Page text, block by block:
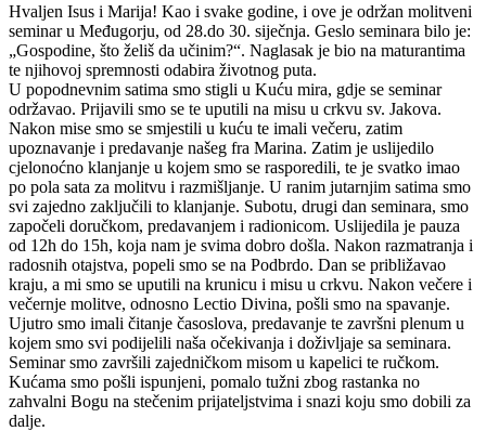
Hvaljen Isus i Marija! Kao i svake godine, i ove je održan molitveni
seminar u Međugorju, od 28.do 30. siječnja. Geslo seminara bilo je:
„Gospodine, što želiš da učinim?“. Naglasak je bio na maturantima
te njihovoj spremnosti odabira životnog puta.
U popodnevnim satima smo stigli u Kuću mira, gdje se seminar
održavao. Prijavili smo se te uputili na misu u crkvu sv. Jakova.
Nakon mise smo se smjestili u kuću te imali večeru, zatim
upoznavanje i predavanje našeg fra Marina. Zatim je uslijedilo
cjelonoćno klanjanje u kojem smo se rasporedili, te je svatko imao
po pola sata za molitvu i razmišljanje. U ranim jutarnjim satima smo
svi zajedno zaključili to klanjanje. Subotu, drugi dan seminara, smo
započeli doručkom, predavanjem i radionicom. Uslijedila je pauza
od 12h do 15h, koja nam je svima dobro došla. Nakon razmatranja i
radosnih otajstva, popeli smo se na Podbrdo. Dan se približavao
kraju, a mi smo se uputili na krunicu i misu u crkvu. Nakon večere i
večernje molitve, odnosno Lectio Divina, pošli smo na spavanje.
Ujutro smo imali čitanje časoslova, predavanje te završni plenum u
kojem smo svi podijelili naša očekivanja i doživljaje sa seminara.
Seminar smo završili zajedničkom misom u kapelici te ručkom.
Kućama smo pošli ispunjeni, pomalo tužni zbog rastanka no
zahvalni Bogu na stečenim prijateljstvima i snazi koju smo dobili za
dalje.